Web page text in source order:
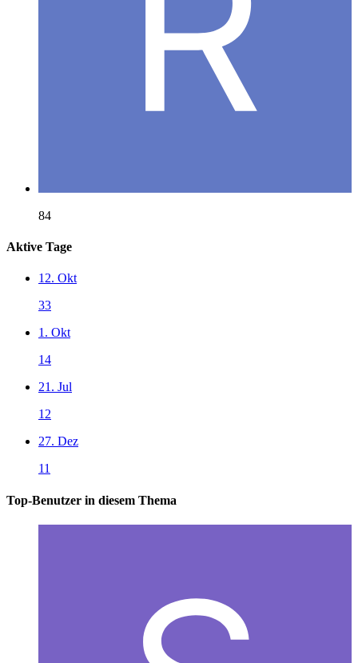
84
Aktive Tage
12. Okt
33
1. Okt
14
21. Jul
12
27. Dez
11
Top-Benutzer in diesem Thema